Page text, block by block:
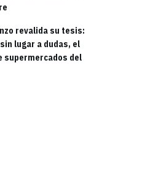
revalida su tesis:
lugar a dudas, el
supermercados del